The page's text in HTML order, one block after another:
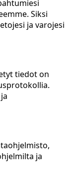
Siksi
ja varojesi
tiedot on
ja